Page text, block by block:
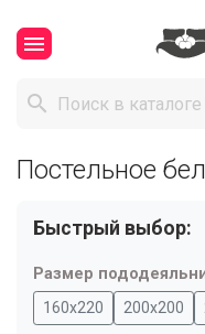


Постельное
Быстрый выбор:
Размер
160х220
200х200